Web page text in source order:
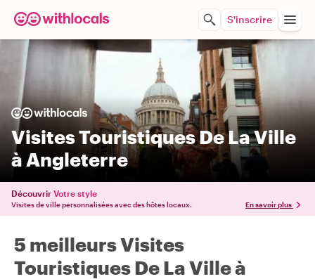
S'inscrire
Visites Touristiques De La Ville
à Angleterre
Découvrir Votre style
Visites de ville personnalisées avec des hôtes locaux. En savoir plus
5 meilleurs Visites
Touristiques De La Ville à